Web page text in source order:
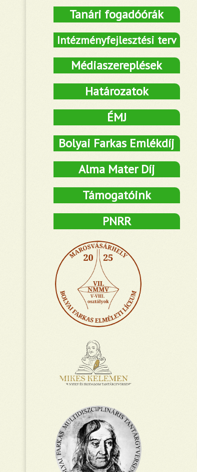
Tanári fogadóórák
Intézményfejlesztési terv
Médiaszereplések
Határozatok
ÉMJ
Bolyai Farkas Emlékdíj
Alma Mater Díj
Támogatóink
PNRR